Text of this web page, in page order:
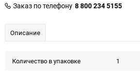
Заказ по телефону 8 800 234 5155
Описание
Количество в упаковке 1